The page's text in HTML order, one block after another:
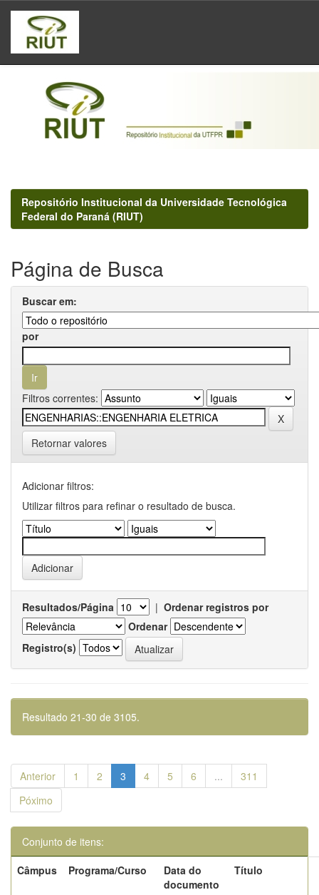
Skip
navigation
Repositório Institucional da Universidade Tecnológica
Federal do Paraná (RIUT)
Página de Busca
Buscar em:
por
Filtros correntes:
Retornar valores
Adicionar filtros:
Utilizar filtros para refinar o resultado de busca.
Resultados/Página | Ordenar registros por
Ordenar
Registro(s)
Resultado 21-30 de 3105.
Anterior 1 2 3 4 5 6 ...
311
Póximo
Conjunto de itens:
Câmpus
Programa/Curso
Data do
documento
Título